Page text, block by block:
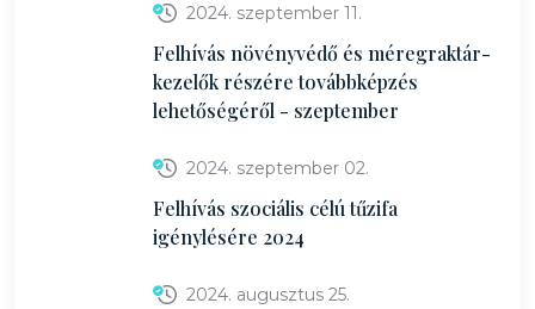
2024. szeptember 11.
Felhívás növényvédő és méregraktár-
kezelők részére továbbképzés
lehetőségéről - szeptember
2024. szeptember 02.
Felhívás szociális célú tűzifa
igénylésére 2024
2024. augusztus 25.